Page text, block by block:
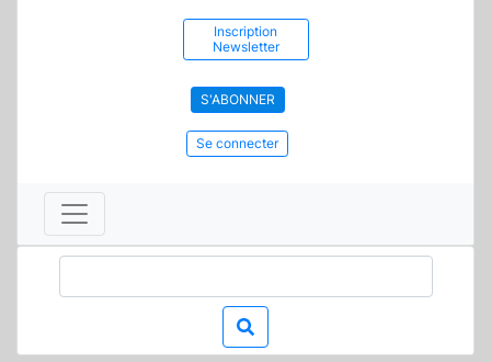
Inscription
Newsletter
S'ABONNER
Se connecter